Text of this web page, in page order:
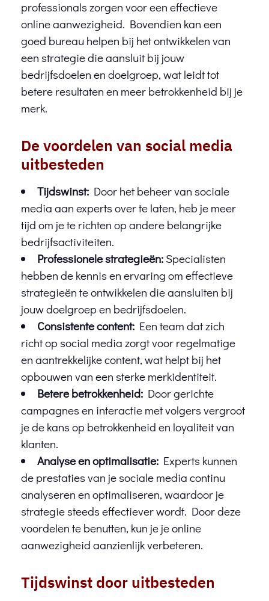
professionals zorgen voor een effectieve
online aanwezigheid. Bovendien kan een
goed bureau helpen bij het ontwikkelen van
een strategie die aansluit bij jouw
bedrijfsdoelen en doelgroep, wat leidt tot
betere resultaten en meer betrokkenheid bij je
merk.
De voordelen van social media
uitbesteden
Tijdswinst: Door het beheer van sociale
media aan experts over te laten, heb je meer
tijd om je te richten op andere belangrijke
bedrijfsactiviteiten.
Professionele strategieën: Specialisten
hebben de kennis en ervaring om effectieve
strategieën te ontwikkelen die aansluiten bij
jouw doelgroep en bedrijfsdoelen.
Consistente content: Een team dat zich
richt op social media zorgt voor regelmatige
en aantrekkelijke content, wat helpt bij het
opbouwen van een sterke merkidentiteit.
Betere betrokkenheid: Door gerichte
campagnes en interactie met volgers vergroot
je de kans op betrokkenheid en loyaliteit van
klanten.
Analyse en optimalisatie: Experts kunnen
de prestaties van je sociale media continu
analyseren en optimaliseren, waardoor je
strategie steeds effectiever wordt. Door deze
voordelen te benutten, kun je je online
aanwezigheid aanzienlijk verbeteren.
Tijdswinst door uitbesteden